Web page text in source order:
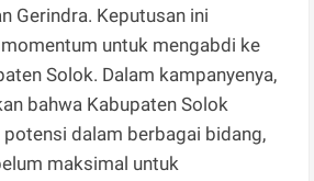
Gerindra. Keputusan ini
untuk mengabdi ke
Solok. Dalam kampanyenya,
bahwa Kabupaten Solok
potensi dalam berbagai bidang,
maksimal untuk